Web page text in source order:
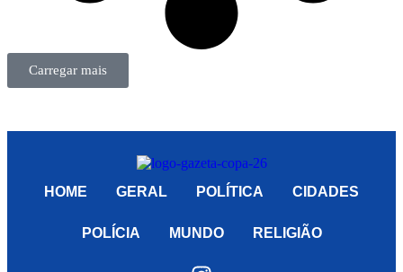
Carregar mais
HOME GERAL POLÍTICA CIDADES
POLÍCIA MUNDO RELIGIÃO